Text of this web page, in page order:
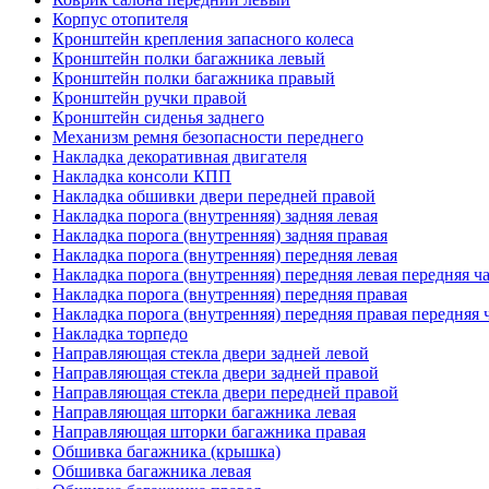
Корпус отопителя
Кронштейн крепления запасного колеса
Кронштейн полки багажника левый
Кронштейн полки багажника правый
Кронштейн ручки правой
Кронштейн сиденья заднего
Механизм ремня безопасности переднего
Накладка декоративная двигателя
Накладка консоли КПП
Накладка обшивки двери передней правой
Накладка порога (внутренняя) задняя левая
Накладка порога (внутренняя) задняя правая
Накладка порога (внутренняя) передняя левая
Накладка порога (внутренняя) передняя левая передняя
Накладка порога (внутренняя) передняя правая
Накладка порога (внутренняя) передняя правая передняя
Накладка торпедо
Направляющая стекла двери задней левой
Направляющая стекла двери задней правой
Направляющая стекла двери передней правой
Направляющая шторки багажника левая
Направляющая шторки багажника правая
Обшивка багажника (крышка)
Обшивка багажника левая